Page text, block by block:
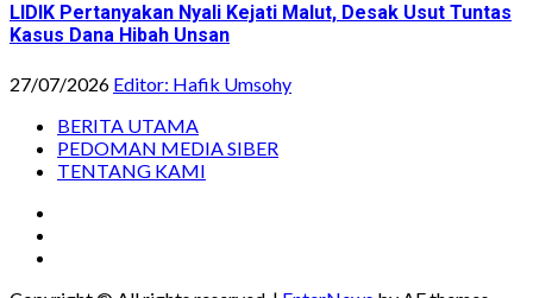
LIDIK Pertanyakan Nyali Kejati Malut, Desak Usut Tuntas
Kasus Dana Hibah Unsan
27/07/2026 Editor: Hafik Umsohy
BERITA UTAMA
PEDOMAN MEDIA SIBER
TENTANG KAMI